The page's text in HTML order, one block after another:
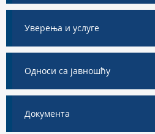
Уверења и услуге
Односи са јавношћу
Документа